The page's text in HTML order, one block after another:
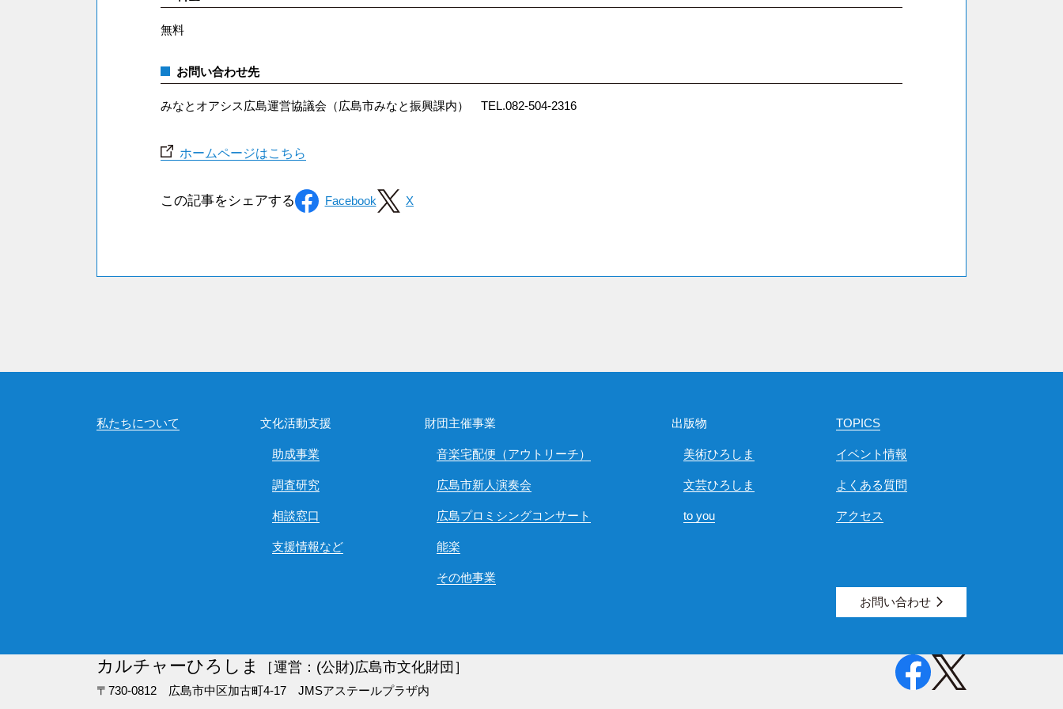
無料
お問い合わせ先
みなとオアシス広島運営協議会（広島市みなと振興課内） TEL.082-504-2316
ホームページはこちら
私たちについて 文化活動支援
助成事業
調査研究
相談窓口
支援情報など
財団主催事業
音楽宅配便（アウトリーチ）
広島市新人演奏会
広島プロミシングコンサート
能楽
その他事業
出版物
美術ひろしま
文芸ひろしま
to you
TOPICS
イベント情報
よくある質問
アクセス
お問い合わせ
カルチャーひろしま ［運営：(公財)広島市文化財団］
〒730-0812 広島市中区加古町4-17 JMSアステールプラザ内